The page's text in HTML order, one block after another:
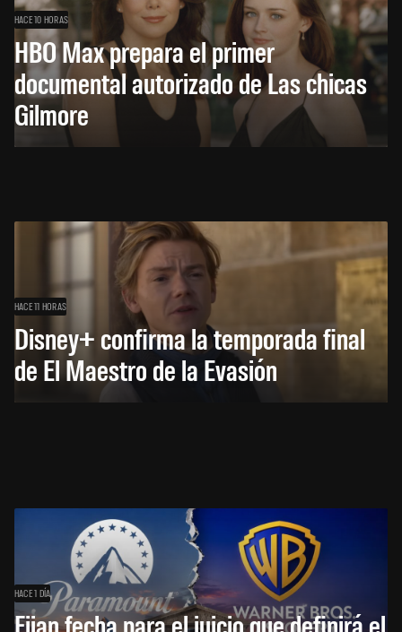
HACE 10 HORAS
HBO Max prepara el primer
documental autorizado de Las chicas
Gilmore
HACE 11 HORAS
Disney+ confirma la temporada final
de El Maestro de la Evasión
HACE 1 DÍA